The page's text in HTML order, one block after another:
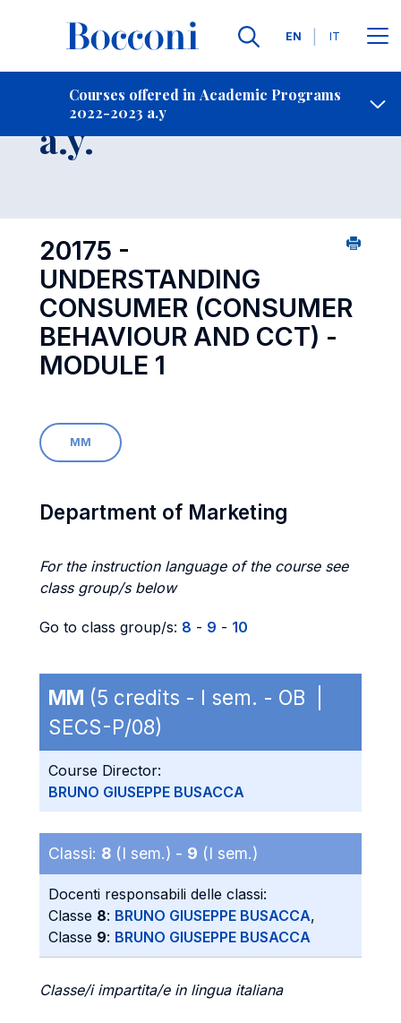
Languages
EN IT
Courses offered in Academic Programs
2022-2023 a.y
Contact Us
Course 2022-2023
a.y.
20175 -
UNDERSTANDING
CONSUMER (CONSUMER
BEHAVIOUR AND CCT) -
MODULE 1
MM
Department of Marketing
For the instruction language of the course see
class group/s below
Go to class group/s: 8 - 9 - 10
MM (5 credits - I sem. - OB |
SECS-P/08)
Course Director:
BRUNO GIUSEPPE BUSACCA
Classi: 8 (I sem.) - 9 (I sem.)
Docenti responsabili delle classi:
Classe 8: BRUNO GIUSEPPE BUSACCA,
Classe 9: BRUNO GIUSEPPE BUSACCA
Classe/i impartita/e in lingua italiana